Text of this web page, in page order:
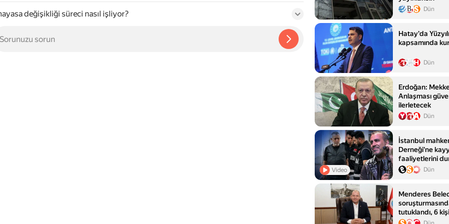
değişikliği süreci nasıl işliyor? Dün
Hatay'da
kapsamında
Dün
Erdoğan:
Anlaşması
ilerletecek
Dün
Video
İstanbul
Derneği'ne
faaliyetlerini
Dün
Menderes
tutuklandı, 6